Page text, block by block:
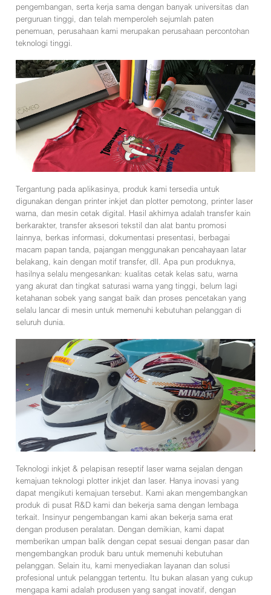
pengembangan, serta kerja sama dengan banyak universitas dan
perguruan tinggi, dan telah memperoleh sejumlah paten
penemuan, perusahaan kami merupakan perusahaan percontohan
teknologi tinggi.
Tergantung pada aplikasinya, produk kami tersedia untuk
digunakan dengan printer inkjet dan plotter pemotong, printer laser
warna, dan mesin cetak digital. Hasil akhirnya adalah transfer kain
berkarakter, transfer aksesori tekstil dan alat bantu promosi
lainnya, berkas informasi, dokumentasi presentasi, berbagai
macam papan tanda, pajangan menggunakan pencahayaan latar
belakang, kain dengan motif transfer, dll. Apa pun produknya,
hasilnya selalu mengesankan: kualitas cetak kelas satu, warna
yang akurat dan tingkat saturasi warna yang tinggi, belum lagi
ketahanan sobek yang sangat baik dan proses pencetakan yang
selalu lancar di mesin untuk memenuhi kebutuhan pelanggan di
seluruh dunia.
Teknologi inkjet & pelapisan reseptif laser warna sejalan dengan
kemajuan teknologi plotter inkjet dan laser. Hanya inovasi yang
dapat mengikuti kemajuan tersebut. Kami akan mengembangkan
produk di pusat R&D kami dan bekerja sama dengan lembaga
terkait. Insinyur pengembangan kami akan bekerja sama erat
dengan produsen peralatan. Dengan demikian, kami dapat
memberikan umpan balik dengan cepat sesuai dengan pasar dan
mengembangkan produk baru untuk memenuhi kebutuhan
pelanggan. Selain itu, kami menyediakan layanan dan solusi
profesional untuk pelanggan tertentu. Itu bukan alasan yang cukup
mengapa kami adalah produsen yang sangat inovatif, dengan